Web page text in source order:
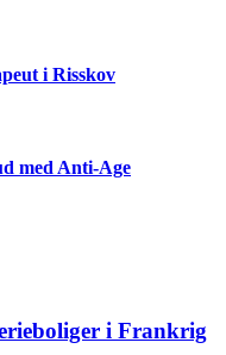
i Risskov
med Anti-Age
i Frankrig